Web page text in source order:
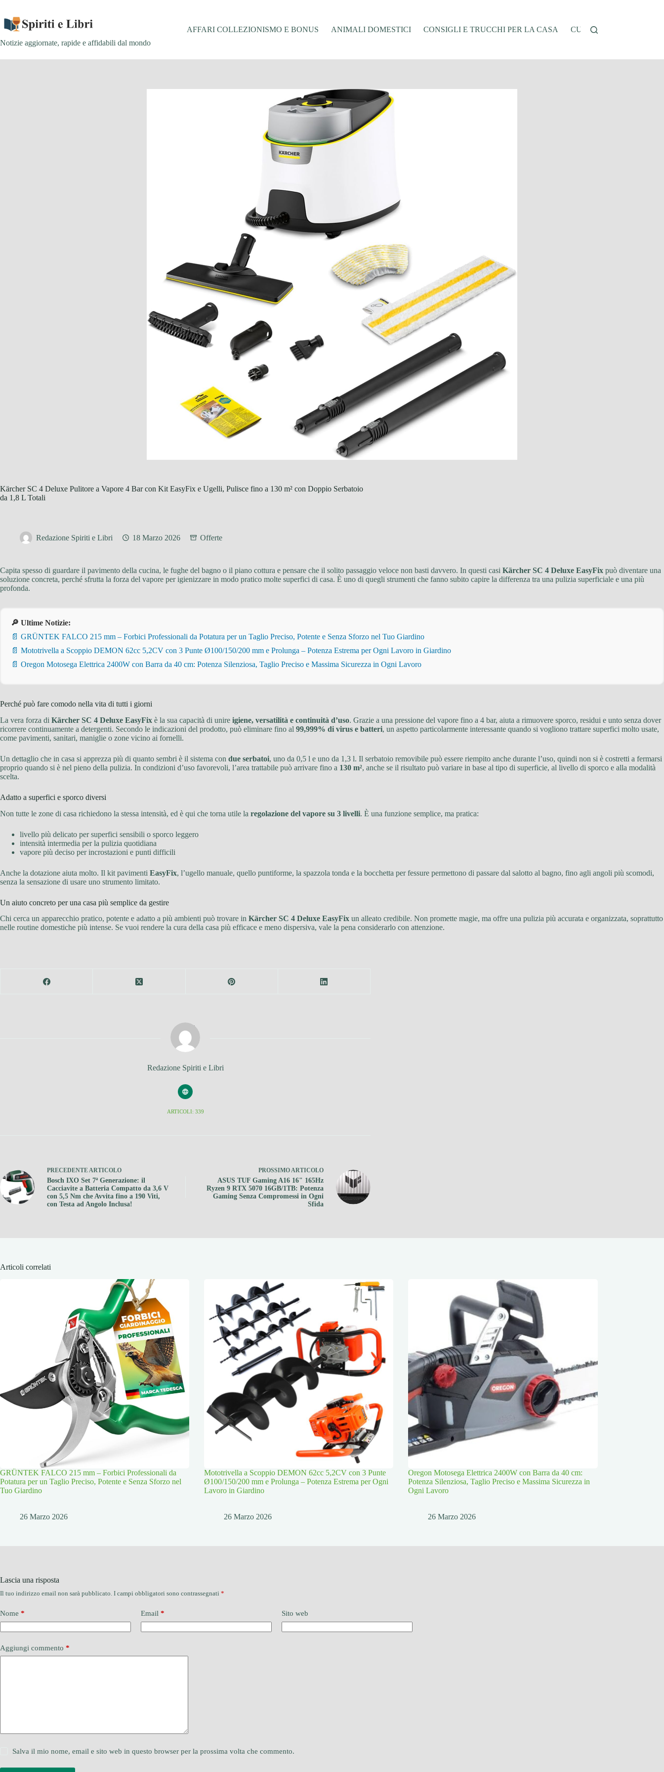
contenuto
Notizie aggiornate, rapide e affidabili dal mondo
AFFARI COLLEZIONISMO E BONUS ANIMALI DOMESTICI CONSIGLI E TRUCCHI PER LA CASA CUCINA E RICETTE
Kärcher SC 4 Deluxe Pulitore a Vapore 4 Bar con Kit EasyFix e Ugelli, Pulisce fino a 130 m² con Doppio Serbatoio
da 1,8 L Totali
Redazione Spiriti e Libri 18 Marzo 2026 Offerte
Capita spesso di guardare il pavimento della cucina, le fughe del bagno o il piano cottura e pensare che il solito passaggio veloce non basti davvero. In questi casi Kärcher SC 4 Deluxe EasyFix può diventare una
soluzione concreta, perché sfrutta la forza del vapore per igienizzare in modo pratico molte superfici di casa. È uno di quegli strumenti che fanno subito capire la differenza tra una pulizia superficiale e una più
profonda.
🔎 Ultime Notizie:
📄 GRÜNTEK FALCO 215 mm – Forbici Professionali da Potatura per un Taglio Preciso, Potente e Senza Sforzo nel Tuo Giardino
📄 Mototrivella a Scoppio DEMON 62cc 5,2CV con 3 Punte Ø100/150/200 mm e Prolunga – Potenza Estrema per Ogni Lavoro in Giardino
📄 Oregon Motosega Elettrica 2400W con Barra da 40 cm: Potenza Silenziosa, Taglio Preciso e Massima Sicurezza in Ogni Lavoro
Perché può fare comodo nella vita di tutti i giorni
La vera forza di Kärcher SC 4 Deluxe EasyFix è la sua capacità di unire igiene, versatilità e continuità d’uso. Grazie a una pressione del vapore fino a 4 bar, aiuta a rimuovere sporco, residui e unto senza dover
ricorrere continuamente a detergenti. Secondo le indicazioni del prodotto, può eliminare fino al 99,999% di virus e batteri, un aspetto particolarmente interessante quando si vogliono trattare superfici molto usate,
come pavimenti, sanitari, maniglie o zone vicino ai fornelli.
Un dettaglio che in casa si apprezza più di quanto sembri è il sistema con due serbatoi, uno da 0,5 l e uno da 1,3 l. Il serbatoio removibile può essere riempito anche durante l’uso, quindi non si è costretti a fermarsi
proprio quando si è nel pieno della pulizia. In condizioni d’uso favorevoli, l’area trattabile può arrivare fino a 130 m², anche se il risultato può variare in base al tipo di superficie, al livello di sporco e alla modalità
scelta.
Adatto a superfici e sporco diversi
Non tutte le zone di casa richiedono la stessa intensità, ed è qui che torna utile la regolazione del vapore su 3 livelli. È una funzione semplice, ma pratica:
livello più delicato per superfici sensibili o sporco leggero
intensità intermedia per la pulizia quotidiana
vapore più deciso per incrostazioni e punti difficili
Anche la dotazione aiuta molto. Il kit pavimenti EasyFix, l’ugello manuale, quello puntiforme, la spazzola tonda e la bocchetta per fessure permettono di passare dal salotto al bagno, fino agli angoli più scomodi,
senza la sensazione di usare uno strumento limitato.
Un aiuto concreto per una casa più semplice da gestire
Chi cerca un apparecchio pratico, potente e adatto a più ambienti può trovare in Kärcher SC 4 Deluxe EasyFix un alleato credibile. Non promette magie, ma offre una pulizia più accurata e organizzata, soprattutto
nelle routine domestiche più intense. Se vuoi rendere la cura della casa più efficace e meno dispersiva, vale la pena considerarlo con attenzione.
Redazione Spiriti e Libri
ARTICOLI: 339
PRECEDENTEARTICOLO
Bosch IXO Set 7ª Generazione: il
Cacciavite a Batteria Compatto da 3,6 V
con 5,5 Nm che Avvita fino a 190 Viti,
con Testa ad Angolo Inclusa!
PROSSIMOARTICOLO
ASUS TUF Gaming A16 16" 165Hz
Ryzen 9 RTX 5070 16GB/1TB: Potenza
Gaming Senza Compromessi in Ogni
Sfida
Articoli correlati
GRÜNTEK FALCO 215 mm – Forbici Professionali da
Potatura per un Taglio Preciso, Potente e Senza Sforzo nel
Tuo Giardino
26 Marzo 2026
Mototrivella a Scoppio DEMON 62cc 5,2CV con 3 Punte
Ø100/150/200 mm e Prolunga – Potenza Estrema per Ogni
Lavoro in Giardino
26 Marzo 2026
Oregon Motosega Elettrica 2400W con Barra da 40 cm:
Potenza Silenziosa, Taglio Preciso e Massima Sicurezza in
Ogni Lavoro
26 Marzo 2026
Lascia una risposta
Il tuo indirizzo email non sarà pubblicato. I campi obbligatori sono contrassegnati *
Nome * Email * Sito web
Aggiungi commento *
Salva il mio nome, email e sito web in questo browser per la prossima volta che commento.